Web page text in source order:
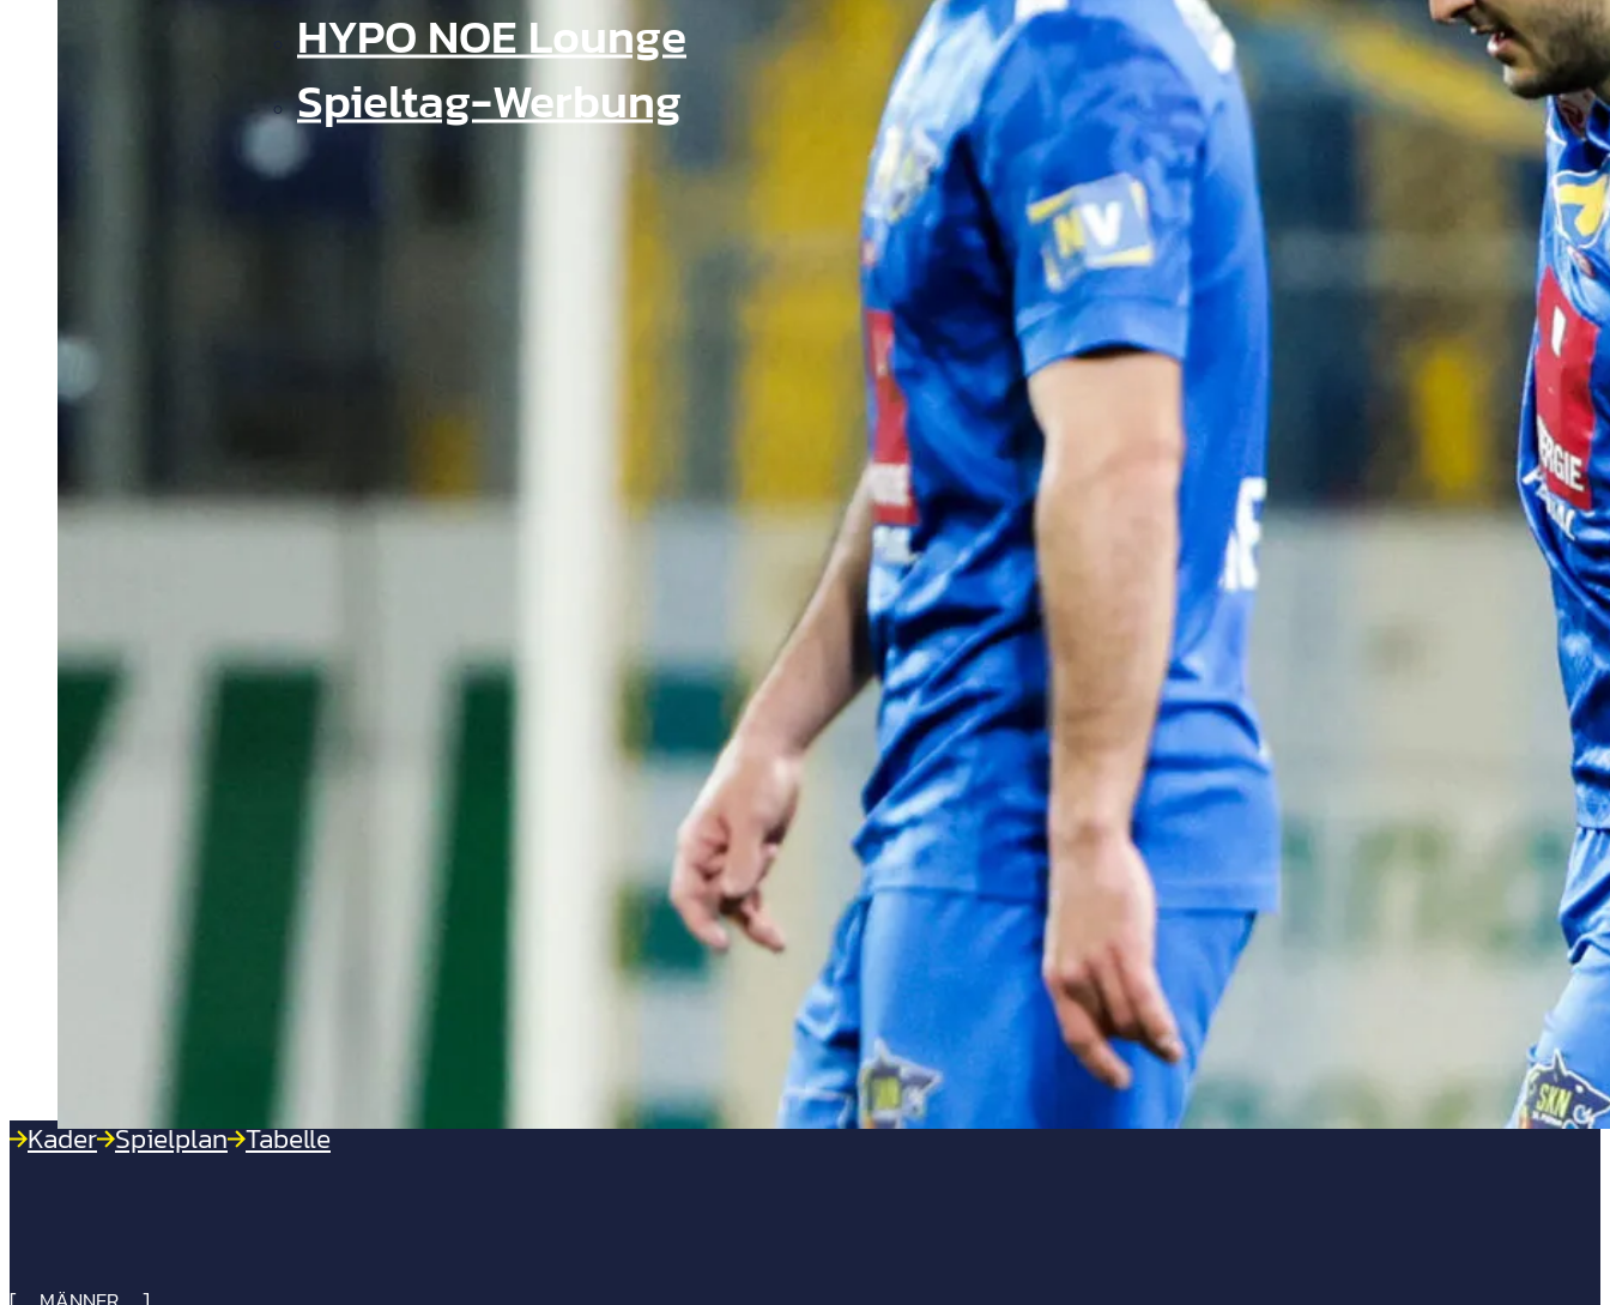
HYPO NOE Lounge
Spieltag-Werbung
Kader Spielplan Tabelle